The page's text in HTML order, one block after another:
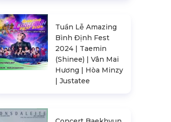
Tuần Lễ Amazing
Bình Định Fest
2024 | Taemin
(Shinee) | Vân Mai
Hương | Hòa Minzy
| Justatee